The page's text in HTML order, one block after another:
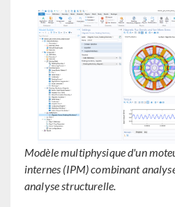
Modèle multiphysique d'un
internes (IPM) combinant
analyse structurelle.